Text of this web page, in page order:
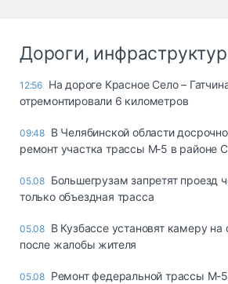
Дороги,
12:56 На дороге Красное Село –
отремонтировали 6 километров
09:48 В Челябинской области
ремонт участка трассы М‑5 в районе
05.08 Большегрузам запретят проезд
только объездная трасса
05.08 В Кузбассе установят камеру на
после жалобы жителя
05.08 Ремонт федеральной трассы М-